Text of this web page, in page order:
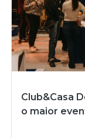
Club&Casa
o maior